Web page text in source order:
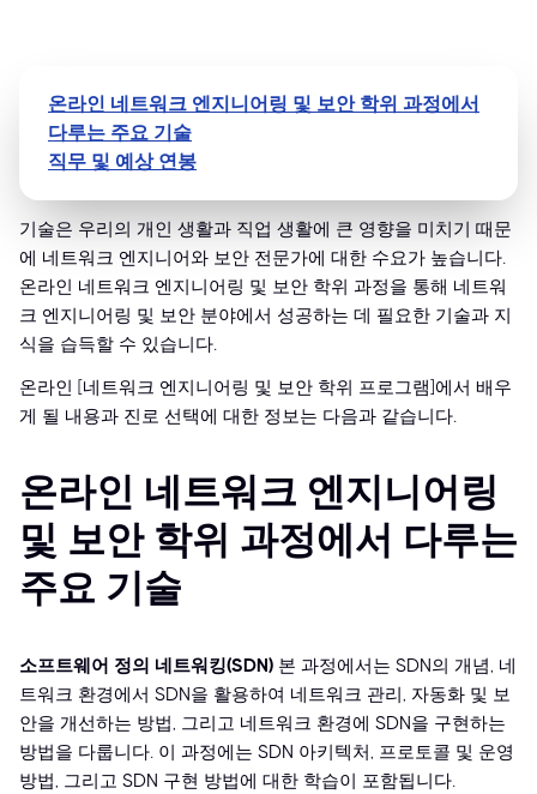
온라인 네트워크 엔지니어링 및 보안 학위 과정에서
다루는 주요 기술
직무 및 예상 연봉
기술은 우리의 개인 생활과 직업 생활에 큰 영향을 미치기 때문
에 네트워크 엔지니어와 보안 전문가에 대한 수요가 높습니다.
온라인 네트워크 엔지니어링 및 보안 학위 과정을 통해 네트워
크 엔지니어링 및 보안 분야에서 성공하는 데 필요한 기술과 지
식을 습득할 수 있습니다.
온라인 [네트워크 엔지니어링 및 보안 학위 프로그램]에서 배우
게 될 내용과 진로 선택에 대한 정보는 다음과 같습니다.
온라인 네트워크 엔지니어링
및 보안 학위 과정에서 다루는
주요 기술
소프트웨어 정의 네트워킹(SDN) 본 과정에서는 SDN의 개념, 네
트워크 환경에서 SDN을 활용하여 네트워크 관리, 자동화 및 보
안을 개선하는 방법, 그리고 네트워크 환경에 SDN을 구현하는
방법을 다룹니다. 이 과정에는 SDN 아키텍처, 프로토콜 및 운영
방법, 그리고 SDN 구현 방법에 대한 학습이 포함됩니다.